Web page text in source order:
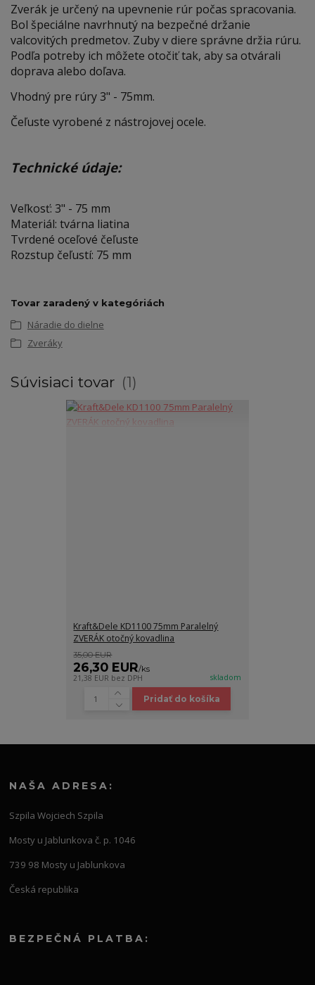
Zverák je určený na upevnenie rúr počas spracovania.
Bol špeciálne navrhnutý na bezpečné držanie
valcovitých predmetov. Zuby v diere správne držia rúru.
Podľa potreby ich môžete otočiť tak, aby sa otvárali
doprava alebo doľava.
Vhodný pre rúry 3" - 75mm.
Čeľuste vyrobené z nástrojovej ocele.
Technické údaje:
Veľkosť: 3" - 75 mm
Materiál: tvárna liatina
Tvrdené oceľové čeľuste
Rozstup čeľustí: 75 mm
Tovar zaradený v kategóriách
Náradie do dielne
Zveráky
Súvisiaci tovar 1
Kraft&Dele KD1100 75mm Paralelný
ZVERÁK otočný kovadlina
35,00 EUR
26,30 EUR/ks
21,38 EUR bez DPH skladom
Pridať do košíka
NAŠA ADRESA:
Szpila Wojciech Szpila
Mosty u Jablunkova č. p. 1046
739 98 Mosty u Jablunkova
Česká republika
BEZPEČNÁ PLATBA: